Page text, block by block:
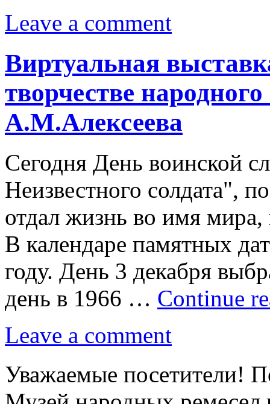
Leave a comment
Виртуальная
творчестве
А.М.Алексеева
Сегодня День воинской
Неизвестного солдата",
отдал жизнь во имя
В календаре памятных
году. День 3 декабря
день в 1966 … Continue
Leave a comment
Уважаемые посетители!